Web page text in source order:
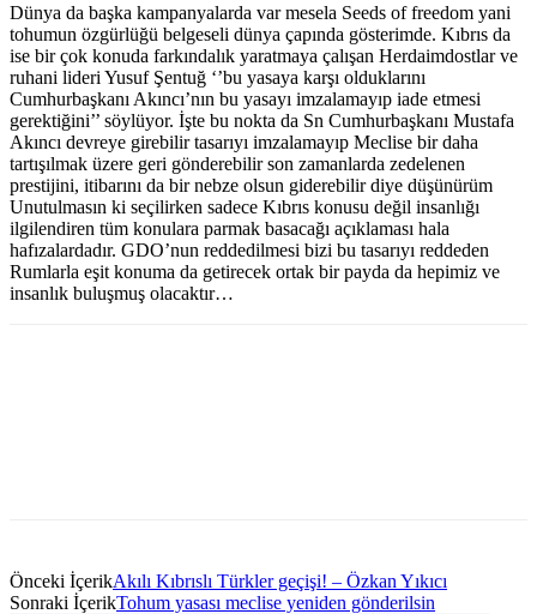
Dünya da başka kampanyalarda var mesela Seeds of freedom yani
tohumun özgürlüğü belgeseli dünya çapında gösterimde. Kıbrıs da
ise bir çok konuda farkındalık yaratmaya çalışan Herdaimdostlar ve
ruhani lideri Yusuf Şentuğ ‘’bu yasaya karşı olduklarını
Cumhurbaşkanı Akıncı’nın bu yasayı imzalamayıp iade etmesi
gerektiğini’’ söylüyor. İşte bu nokta da Sn Cumhurbaşkanı Mustafa
Akıncı devreye girebilir tasarıyı imzalamayıp Meclise bir daha
tartışılmak üzere geri gönderebilir son zamanlarda zedelenen
prestijini, itibarını da bir nebze olsun giderebilir diye düşünürüm
Unutulmasın ki seçilirken sadece Kıbrıs konusu değil insanlığı
ilgilendiren tüm konulara parmak basacağı açıklaması hala
hafızalardadır. GDO’nun reddedilmesi bizi bu tasarıyı reddeden
Rumlarla eşit konuma da getirecek ortak bir payda da hepimiz ve
insanlık buluşmuş olacaktır…
Önceki İçerikAkılı Kıbrıslı Türkler geçişi! – Özkan Yıkıcı
Sonraki İçerikTohum yasası meclise yeniden gönderilsin